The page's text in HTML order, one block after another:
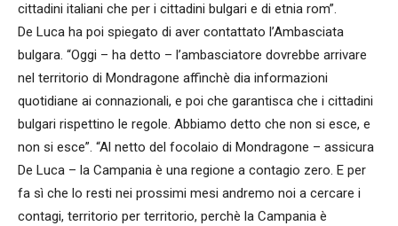
cittadini italiani che per i cittadini bulgari e di etnia rom”.
De Luca ha poi spiegato di aver contattato l’Ambasciata
bulgara. “Oggi – ha detto – l’ambasciatore dovrebbe arrivare
nel territorio di Mondragone affinchè dia informazioni
quotidiane ai connazionali, e poi che garantisca che i cittadini
bulgari rispettino le regole. Abbiamo detto che non si esce, e
non si esce”. “Al netto del focolaio di Mondragone – assicura
De Luca – la Campania è una regione a contagio zero. E per
fa sì che lo resti nei prossimi mesi andremo noi a cercare i
contagi, territorio per territorio, perchè la Campania è